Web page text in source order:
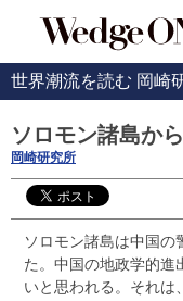
世界潮流を読む 岡崎
ソロモン諸島か
岡崎研究所
ソロモン諸島は中国の
た。中国の地政学的進
いと思われる。それは